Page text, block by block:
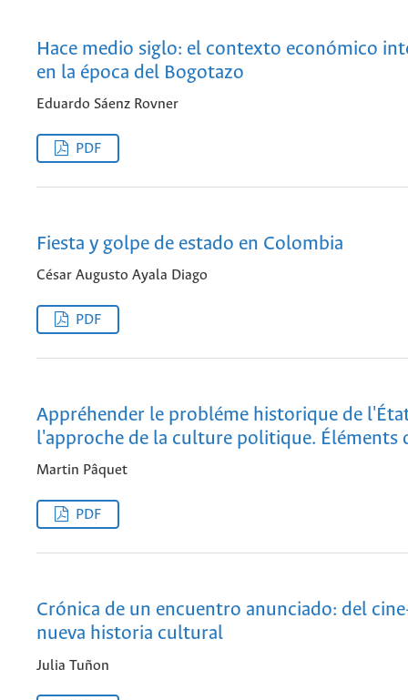
Hace medio siglo: el contexto económico
en la época del Bogotazo
Eduardo Sáenz Rovner
PDF
Fiesta y golpe de estado en Colombia
César Augusto Ayala Diago
PDF
Appréhender le probléme historique de
l'approche de la culture politique. Éléments
Martin Pâquet
PDF
Crónica de un encuentro anunciado: del
nueva historia cultural
Julia Tuñon